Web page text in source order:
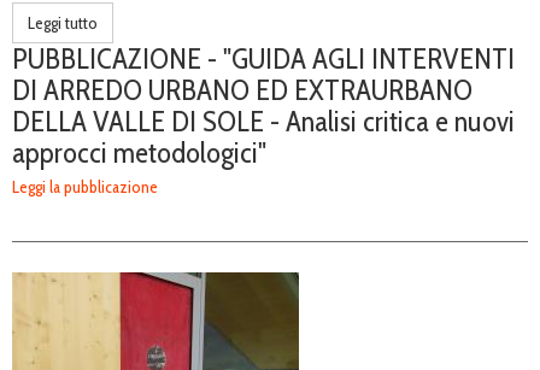
Leggi tutto
PUBBLICAZIONE - "GUIDA AGLI INTERVENTI
DI ARREDO URBANO ED EXTRAURBANO
DELLA VALLE DI SOLE - Analisi critica e nuovi
approcci metodologici"
Leggi la pubblicazione